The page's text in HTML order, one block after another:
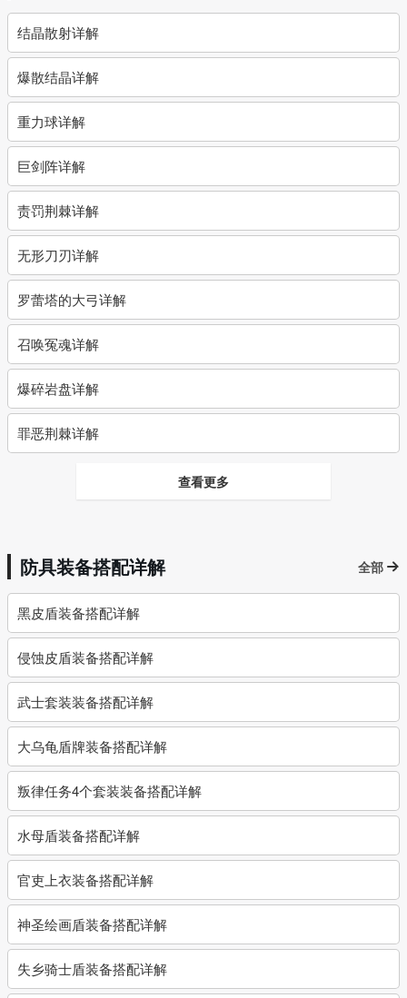
结晶散射详解
爆散结晶详解
重力球详解
巨剑阵详解
责罚荆棘详解
无形刀刃详解
罗蕾塔的大弓详解
召唤冤魂详解
爆碎岩盘详解
罪恶荆棘详解
查看更多
防具装备搭配详解 全部
黑皮盾装备搭配详解
侵蚀皮盾装备搭配详解
武士套装装备搭配详解
大乌龟盾牌装备搭配详解
叛律任务4个套装装备搭配详解
水母盾装备搭配详解
官吏上衣装备搭配详解
神圣绘画盾装备搭配详解
失乡骑士盾装备搭配详解